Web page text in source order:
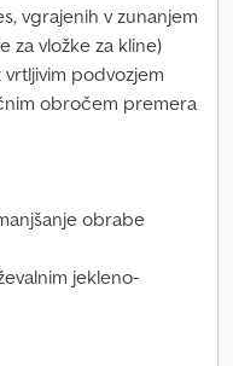
vgrajenih v zunanjem
za vložke za kline)
podvozjem
obročem premera
obrabe
jekleno-